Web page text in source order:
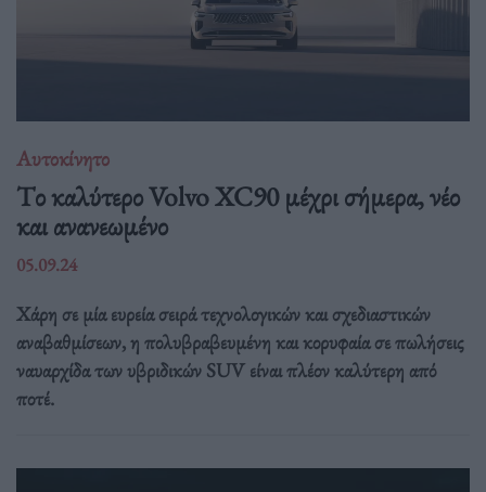
Αυτοκίνητο
Tο καλύτερο Volvo XC90 μέχρι σήμερα, νέο
και ανανεωμένο
05.09.24
Χάρη σε μία ευρεία σειρά τεχνολογικών και σχεδιαστικών
αναβαθμίσεων, η πολυβραβευμένη και κορυφαία σε πωλήσεις
ναυαρχίδα των υβριδικών SUV είναι πλέον καλύτερη από
ποτέ.